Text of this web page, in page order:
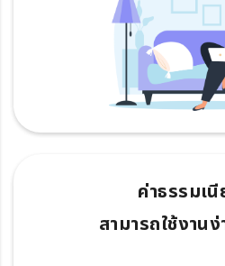
ค่าธรรมเ
สามารถใช้งาน